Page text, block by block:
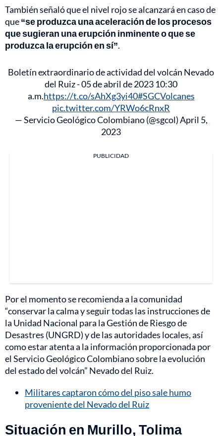
También señaló que el nivel rojo se alcanzará en caso de
que“se produzca una aceleración de los procesos
que sugieran una erupción inminente o que se
produzca la erupción en sí”.
Boletín extraordinario de actividad del volcán Nevado
del Ruiz - 05 de abril de 2023 10:30
a.m.https://t.co/sAhXg3yi40#SGCVolcanes
pic.twitter.com/YRWo6cRnxR
— Servicio Geológico Colombiano (@sgcol)April 5,
2023
PUBLICIDAD
Por el momento se recomienda a la comunidad
“conservar la calma y seguir todas las instrucciones de
la Unidad Nacional para la Gestión de Riesgo de
Desastres (UNGRD) y de las autoridades locales, así
como estar atenta a la información proporcionada por
el Servicio Geológico Colombiano sobre la evolución
del estado del volcán” Nevado del Ruiz.
Militares captaron cómo del piso sale humo
proveniente del Nevado del Ruiz
Situación en Murillo, Tolima